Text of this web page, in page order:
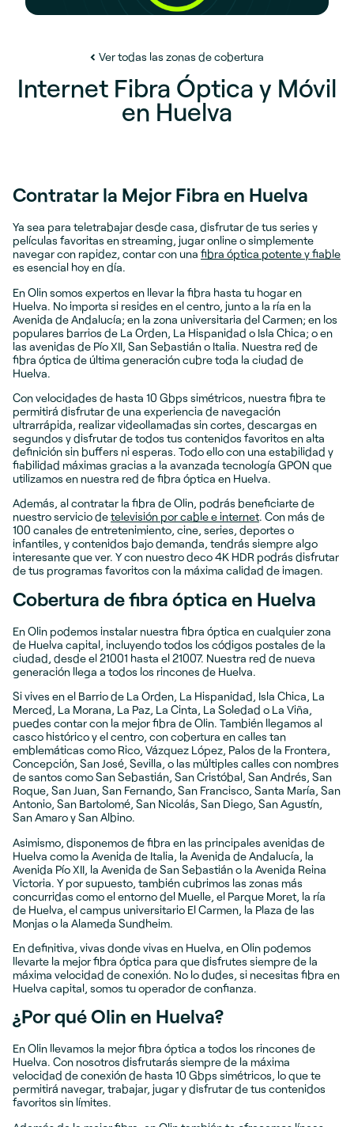
Ver todas las zonas de cobertura
Internet Fibra Óptica y Móvil
en Huelva
Contratar la Mejor Fibra en Huelva
Ya sea para teletrabajar desde casa, disfrutar de tus series y
películas favoritas en streaming, jugar online o simplemente
navegar con rapidez, contar con una fibra óptica potente y fiable
es esencial hoy en día.
En Olin somos expertos en llevar la fibra hasta tu hogar en
Huelva. No importa si resides en el centro, junto a la ría en la
Avenida de Andalucía; en la zona universitaria del Carmen; en los
populares barrios de La Orden, La Hispanidad o Isla Chica; o en
las avenidas de Pío XII, San Sebastián o Italia. Nuestra red de
fibra óptica de última generación cubre toda la ciudad de
Huelva.
Con velocidades de hasta 10 Gbps simétricos, nuestra fibra te
permitirá disfrutar de una experiencia de navegación
ultrarrápida, realizar videollamadas sin cortes, descargas en
segundos y disfrutar de todos tus contenidos favoritos en alta
definición sin buffers ni esperas. Todo ello con una estabilidad y
fiabilidad máximas gracias a la avanzada tecnología GPON que
utilizamos en nuestra red de fibra óptica en Huelva.
Además, al contratar la fibra de Olin, podrás beneficiarte de
nuestro servicio detelevisión por cable e internet. Con más de
100 canales de entretenimiento, cine, series, deportes o
infantiles, y contenidos bajo demanda, tendrás siempre algo
interesante que ver. Y con nuestro deco 4K HDR podrás disfrutar
de tus programas favoritos con la máxima calidad de imagen.
Cobertura de fibra óptica en Huelva
En Olin podemos instalar nuestra fibra óptica en cualquier zona
de Huelva capital, incluyendo todos los códigos postales de la
ciudad, desde el 21001 hasta el 21007. Nuestra red de nueva
generación llega a todos los rincones de Huelva.
Si vives en el Barrio de La Orden, La Hispanidad, Isla Chica, La
Merced, La Morana, La Paz, La Cinta, La Soledad o La Viña,
puedes contar con la mejor fibra de Olin. También llegamos al
casco histórico y el centro, con cobertura en calles tan
emblemáticas como Rico, Vázquez López, Palos de la Frontera,
Concepción, San José, Sevilla, o las múltiples calles con nombres
de santos como San Sebastián, San Cristóbal, San Andrés, San
Roque, San Juan, San Fernando, San Francisco, Santa María, San
Antonio, San Bartolomé, San Nicolás, San Diego, San Agustín,
San Amaro y San Albino.
Asimismo, disponemos de fibra en las principales avenidas de
Huelva como la Avenida de Italia, la Avenida de Andalucía, la
Avenida Pío XII, la Avenida de San Sebastián o la Avenida Reina
Victoria. Y por supuesto, también cubrimos las zonas más
concurridas como el entorno del Muelle, el Parque Moret, la ría
de Huelva, el campus universitario El Carmen, la Plaza de las
Monjas o la Alameda Sundheim.
En definitiva, vivas donde vivas en Huelva, en Olin podemos
llevarte la mejor fibra óptica para que disfrutes siempre de la
máxima velocidad de conexión. No lo dudes, si necesitas fibra en
Huelva capital, somos tu operador de confianza.
¿Por qué Olin en Huelva?
En Olin llevamos la mejor fibra óptica a todos los rincones de
Huelva. Con nosotros disfrutarás siempre de la máxima
velocidad de conexión de hasta 10 Gbps simétricos, lo que te
permitirá navegar, trabajar, jugar y disfrutar de tus contenidos
favoritos sin límites.